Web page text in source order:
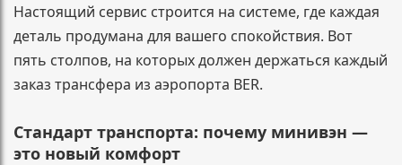
Настоящий сервис строится на системе, где каждая
деталь продумана для вашего спокойствия. Вот
пять столпов, на которых должен держаться каждый
заказ трансфера из аэропорта BER.
Стандарт транспорта: почему минивэн —
это новый комфорт